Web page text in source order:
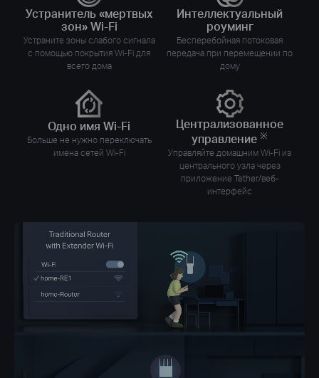
Устранитель «мертвых
зон» Wi-Fi
Устраните зоны слабого сигнала
с помощью покрытия Wi-Fi для
всего дома
Интеллектуальный
роуминг
Бесперебойная потоковая
передача при перемещении по
дому
Одно имя Wi-Fi
Больше не нужно переключать
имена сетей Wi-Fi
Централизованное
управление※
Управляйте домашним Wi-Fi из
центрального узла через
приложение Tether/веб-
интерфейс